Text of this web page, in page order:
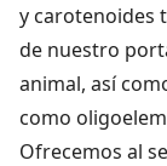
y carotenoides
de nuestro
animal, así
como
Ofrecemos al